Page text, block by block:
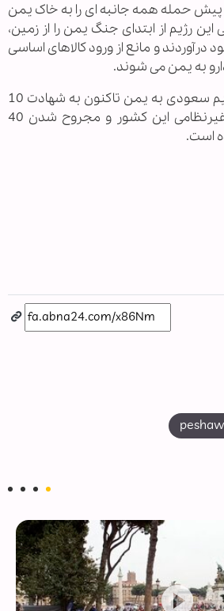
حمله همه جانبه ای را به خاک یمن
این رژیم از ابتدای جنگ یمن را از زمین،
درآوردند و مانع از ورود کالاهای اساسی
به یمن می شوند.
حملات جنگنده های رژیم سعودی به یمن تاکنون به شهادت 10
هزار تن از شهروندان غیرنظامی این کشور و مجروح شدن 40
است.